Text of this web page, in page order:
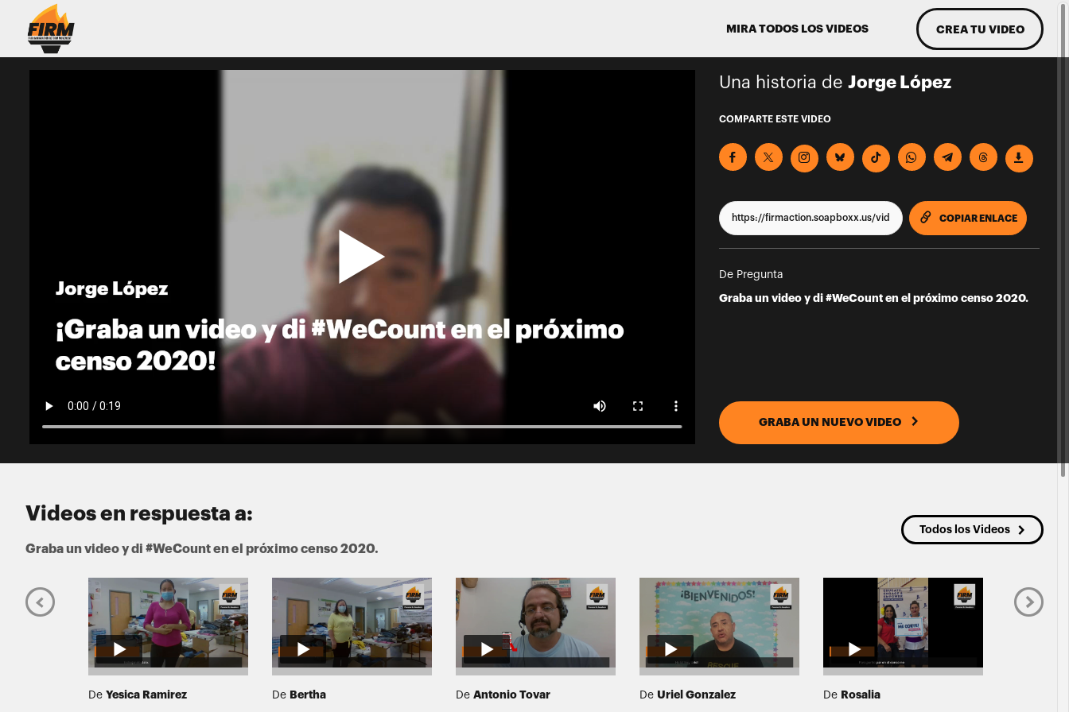
MIRA TODOS LOS VIDEOS CREA TU VIDEO
Una historia de Jorge López
COMPARTE ESTE VIDEO
COPIAR ENLACECOPIA
De Pregunta
Graba un video y di #WeCount en el próximo censo 2020.
GRABA UN NUEVO VIDEO
Videos en respuesta a:
Graba un video y di #WeCount en el próximo censo 2020.
Todos los Videos
De Yesica Ramirez De Bertha De Antonio Tovar De Uriel Gonzalez De Rosalia